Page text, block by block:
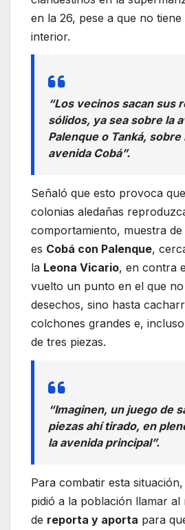
en la 26, pese a que no
interior.
“Los vecinos sacan sus
sólidos, ya sea sobre la
Palenque o Tanká, sobre
avenida Cobá”.
Señaló que esto provoca
colonias aledañas
comportamiento, muestra
es Cobá con Palenque,
la Leona Vicario, en contra
vuelto un punto en el que
desechos, sino hasta
colchones grandes e,
de tres piezas.
“Imaginen, un juego de
piezas ahí tirado, en
la avenida principal”.
Para combatir esta
pidió a la población llamar al
de reporta y aporta para